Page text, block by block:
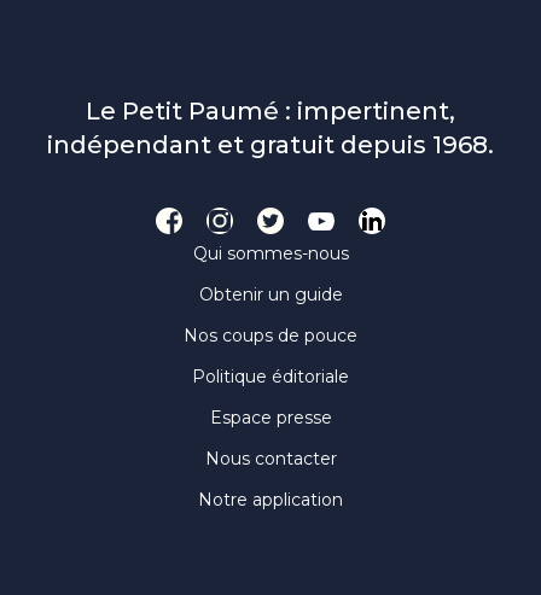
Le Petit Paumé : impertinent,
indépendant et gratuit depuis 1968.
Qui sommes-nous
Obtenir un guide
Nos coups de pouce
Politique éditoriale
Espace presse
Nous contacter
Notre application